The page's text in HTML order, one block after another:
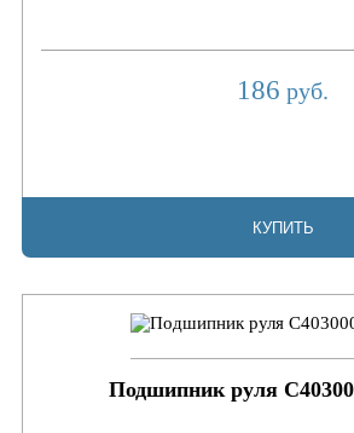
186 руб.
КУПИТЬ
Подшипник руля